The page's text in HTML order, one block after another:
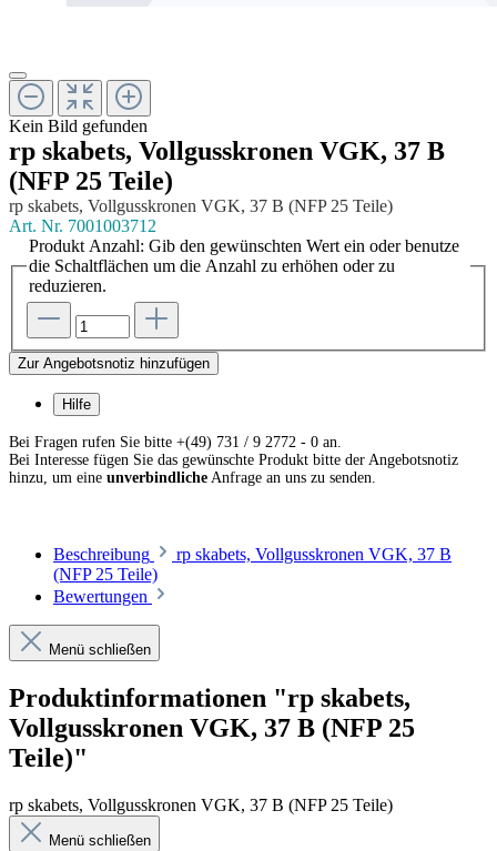
Kein Bild gefunden
rp skabets, Vollgusskronen VGK, 37 B
(NFP 25 Teile)
rp skabets, Vollgusskronen VGK, 37 B (NFP 25 Teile)
Art. Nr. 7001003712
Produkt Anzahl: Gib den gewünschten Wert ein oder benutze
die Schaltflächen um die Anzahl zu erhöhen oder zu
reduzieren.
Zur Angebotsnotiz hinzufügen
Hilfe
Bei Fragen rufen Sie bitte +(49) 731 / 9 2772 - 0 an.
Bei Interesse fügen Sie das gewünschte Produkt bitte der Angebotsnotiz
hinzu, um eine unverbindliche Anfrage an uns zu senden.
Beschreibung
rp skabets, Vollgusskronen VGK, 37 B
(NFP 25 Teile)
Bewertungen
Menü schließen
Produktinformationen "rp skabets,
Vollgusskronen VGK, 37 B (NFP 25
Teile)"
rp skabets, Vollgusskronen VGK, 37 B (NFP 25 Teile)
Menü schließen